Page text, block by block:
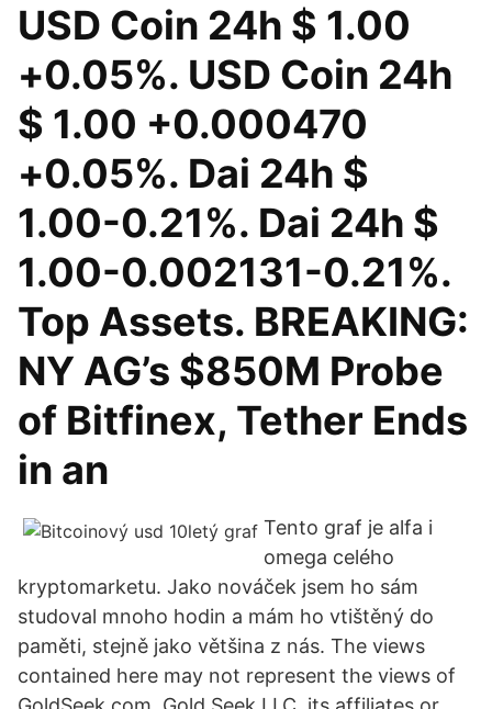
USD Coin 24h $ 1.00
+0.05%. USD Coin 24h
$ 1.00 +0.000470
+0.05%. Dai 24h $
1.00-0.21%. Dai 24h $
1.00-0.002131-0.21%.
Top Assets. BREAKING:
NY AG’s $850M Probe
of Bitfinex, Tether Ends
in an
Tento graf je alfa i
omega celého
kryptomarketu. Jako nováček jsem ho sám
studoval mnoho hodin a mám ho vtištěný do
paměti, stejně jako většina z nás. The views
contained here may not represent the views of